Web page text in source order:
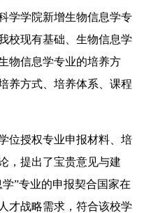
学学院新增生物信息学专
校现有基础、生物信息学
物信息学专业的培养方
养方式、培养体系、课程
位授权专业申报材料、培
，提出了宝贵意见与建
”专业的申报契合国家在
才战略需求，符合该校学